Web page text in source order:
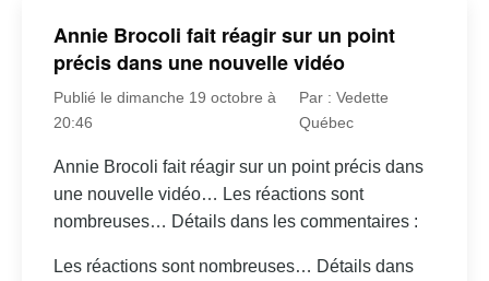
Annie Brocoli fait réagir sur un point
précis dans une nouvelle vidéo
Publié le dimanche 19 octobre à
20:46
Par : Vedette
Québec
Annie Brocoli fait réagir sur un point précis dans
une nouvelle vidéo… Les réactions sont
nombreuses… Détails dans les commentaires :
Les réactions sont nombreuses… Détails dans